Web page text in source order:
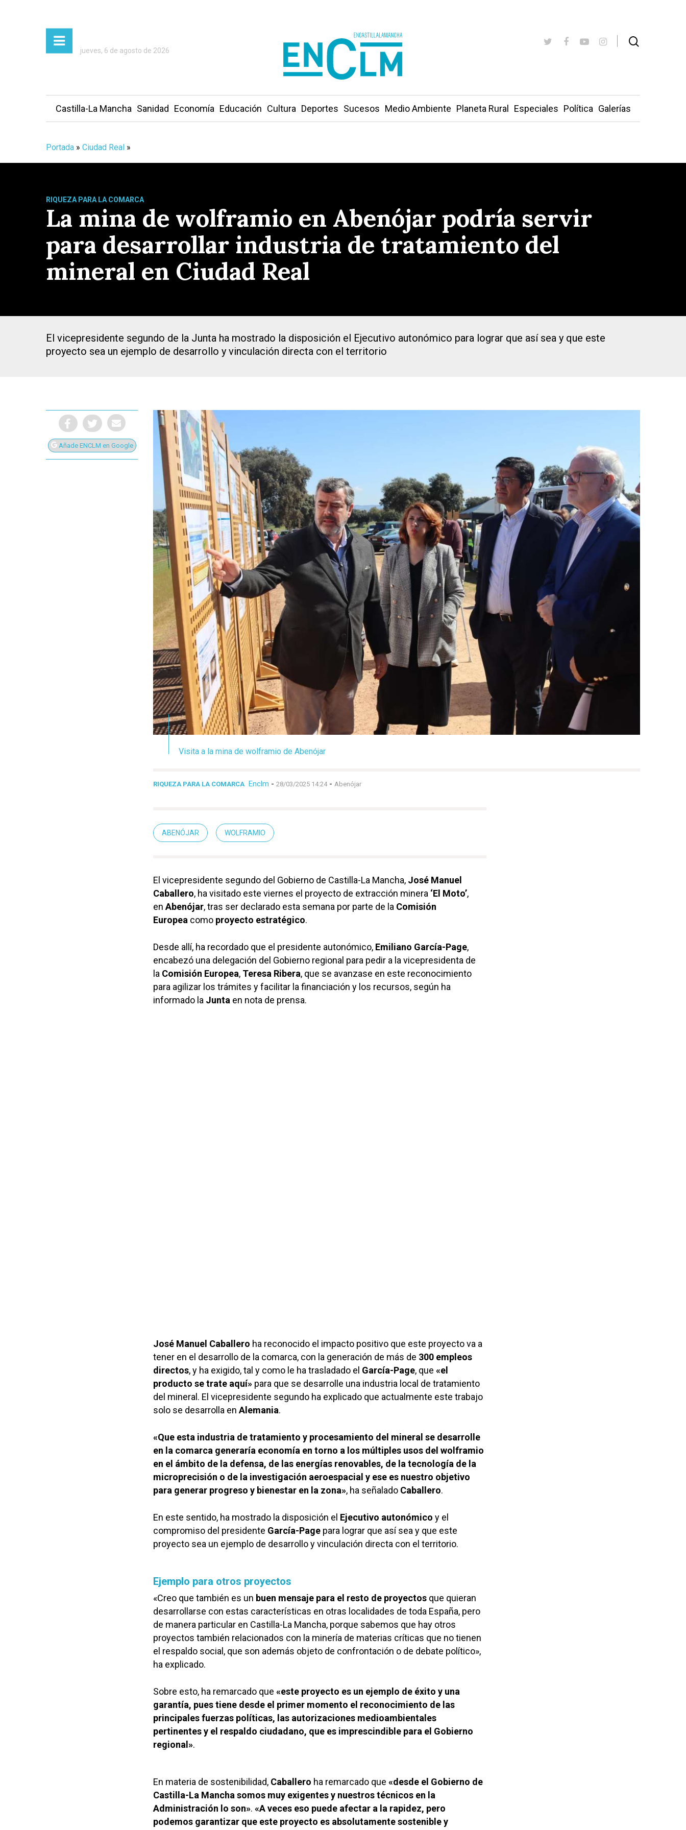
Presiona Intro para buscar o ESC para cerrar
jueves, 6 de agosto de 2026
Castilla-La Mancha Sanidad Economía Educación Cultura Deportes Sucesos Medio Ambiente Planeta Rural Especiales Política Galerías
Portada » Ciudad Real »
RIQUEZA PARA LA COMARCA
La mina de wolframio en Abenójar podría servir
para desarrollar industria de tratamiento del
mineral en Ciudad Real
El vicepresidente segundo de la Junta ha mostrado la disposición el Ejecutivo autonómico para lograr que así sea y que este
proyecto sea un ejemplo de desarrollo y vinculación directa con el territorio
Añade ENCLM en Google
Visita a la mina de wolframio de Abenójar
RIQUEZA PARA LA COMARCA Enclm - 28/03/2025 14:24- Abenójar
ABENÓJAR WOLFRAMIO
El vicepresidente segundo del Gobierno de Castilla-La Mancha, José Manuel
Caballero, ha visitado este viernes el proyecto de extracción minera ‘El Moto’,
en Abenójar, tras ser declarado esta semana por parte de la Comisión
Europea como proyecto estratégico.
Desde allí, ha recordado que el presidente autonómico, Emiliano García-Page,
encabezó una delegación del Gobierno regional para pedir a la vicepresidenta de
la Comisión Europea, Teresa Ribera, que se avanzase en este reconocimiento
para agilizar los trámites y facilitar la financiación y los recursos, según ha
informado la Junta en nota de prensa.
José Manuel Caballero ha reconocido el impacto positivo que este proyecto va a
tener en el desarrollo de la comarca, con la generación de más de 300 empleos
directos, y ha exigido, tal y como le ha trasladado el García-Page, que «el
producto se trate aquí» para que se desarrolle una industria local de tratamiento
del mineral. El vicepresidente segundo ha explicado que actualmente este trabajo
solo se desarrolla en Alemania.
«Que esta industria de tratamiento y procesamiento del mineral se desarrolle
en la comarca generaría economía en torno a los múltiples usos del wolframio
en el ámbito de la defensa, de las energías renovables, de la tecnología de la
microprecisión o de la investigación aeroespacial y ese es nuestro objetivo
para generar progreso y bienestar en la zona», ha señalado Caballero.
En este sentido, ha mostrado la disposición el Ejecutivo autonómico y el
compromiso del presidente García-Page para lograr que así sea y que este
proyecto sea un ejemplo de desarrollo y vinculación directa con el territorio.
Ejemplo para otros proyectos
«Creo que también es un buen mensaje para el resto de proyectos que quieran
desarrollarse con estas características en otras localidades de toda España, pero
de manera particular en Castilla-La Mancha, porque sabemos que hay otros
proyectos también relacionados con la minería de materias críticas que no tienen
el respaldo social, que son además objeto de confrontación o de debate político»,
ha explicado.
Sobre esto, ha remarcado que «este proyecto es un ejemplo de éxito y una
garantía, pues tiene desde el primer momento el reconocimiento de las
principales fuerzas políticas, las autorizaciones medioambientales
pertinentes y el respaldo ciudadano, que es imprescindible para el Gobierno
regional».
En materia de sostenibilidad, Caballero ha remarcado que «desde el Gobierno de
Castilla-La Mancha somos muy exigentes y nuestros técnicos en la
Administración lo son». «A veces eso puede afectar a la rapidez, pero
podemos garantizar que este proyecto es absolutamente sostenible y